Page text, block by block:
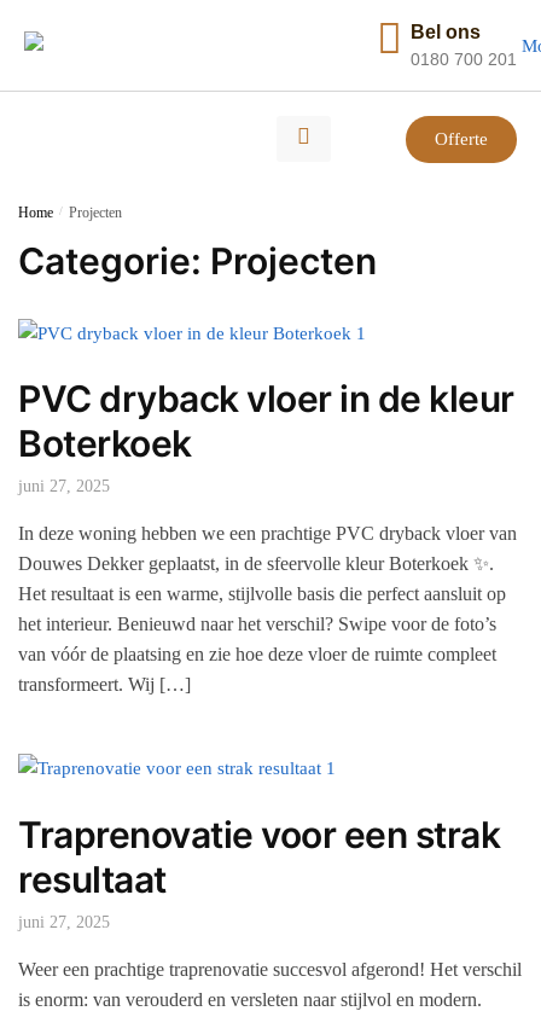
Bel ons
0180 700 201
Offerte
Home / Projecten
Categorie: Projecten
PVC dryback vloer in de kleur
Boterkoek
juni 27, 2025
In deze woning hebben we een prachtige PVC dryback vloer van
Douwes Dekker geplaatst, in de sfeervolle kleur Boterkoek ✨.
Het resultaat is een warme, stijlvolle basis die perfect aansluit op
het interieur. Benieuwd naar het verschil? Swipe voor de foto’s
van vóór de plaatsing en zie hoe deze vloer de ruimte compleet
transformeert. Wij […]
Traprenovatie voor een strak
resultaat
juni 27, 2025
Weer een prachtige traprenovatie succesvol afgerond! Het verschil
is enorm: van verouderd en versleten naar stijlvol en modern.